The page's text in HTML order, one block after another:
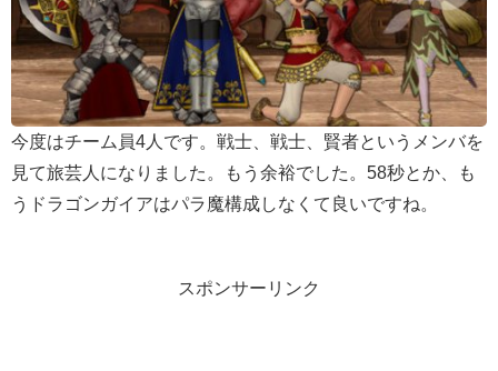
今度はチーム員4人です。戦士、戦士、賢者というメンバを
見て旅芸人になりました。もう余裕でした。58秒とか、も
うドラゴンガイアはパラ魔構成しなくて良いですね。
スポンサーリンク